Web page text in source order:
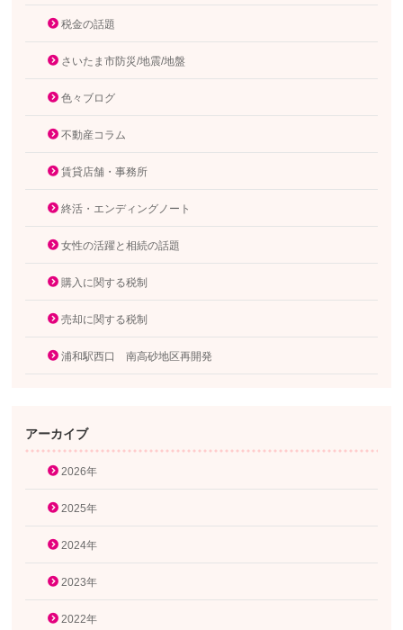
税金の話題
さいたま市防災/地震/地盤
色々ブログ
不動産コラム
賃貸店舗・事務所
終活・エンディングノート
女性の活躍と相続の話題
購入に関する税制
売却に関する税制
浦和駅西口 南高砂地区再開発
アーカイブ
2026年
2025年
2024年
2023年
2022年